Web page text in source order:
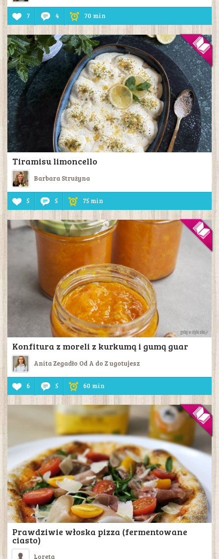
7 4 70 min
Tiramisu limoncello
Barbara Strużyna
5 5 75 min
Konfitura z moreli z kurkumą i gumą guar
Anita Zegadło Od A do Z ugotujesz
6 5 60 min
Prawdziwie włoska pizza (fermentowane
ciasto)
Loreta